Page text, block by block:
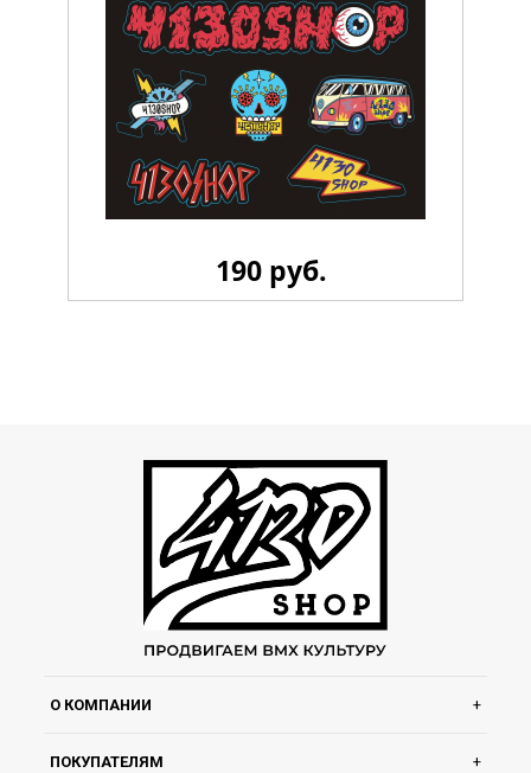
Стикерпак 4130 LiL
190 руб.
О КОМПАНИИ
ПОКУПАТЕЛЯМ